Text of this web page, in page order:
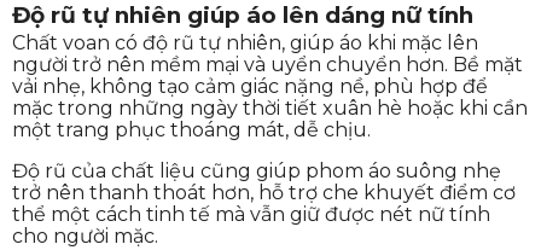
Độ rũ tự nhiên giúp áo lên dáng nữ tính
Chất voan có độ rũ tự nhiên, giúp áo khi mặc lên
người trở nên mềm mại và uyển chuyển hơn. Bề mặt
vải nhẹ, không tạo cảm giác nặng nề, phù hợp để
mặc trong những ngày thời tiết xuân hè hoặc khi cần
một trang phục thoáng mát, dễ chịu.
Độ rũ của chất liệu cũng giúp phom áo suông nhẹ
trở nên thanh thoát hơn, hỗ trợ che khuyết điểm cơ
thể một cách tinh tế mà vẫn giữ được nét nữ tính
cho người mặc.